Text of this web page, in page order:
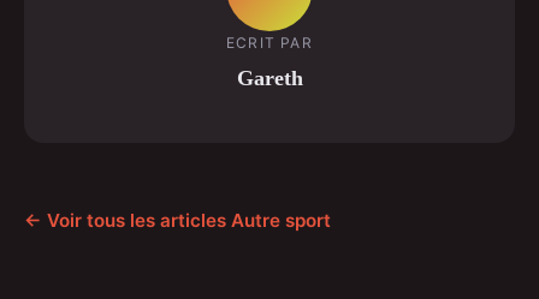
ECRIT PAR
Gareth
← Voir tous les articles Autre sport